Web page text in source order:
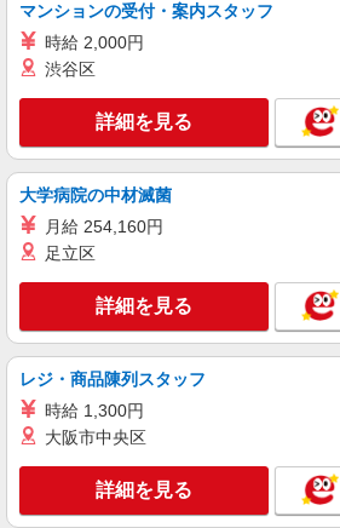
マンションの受付・案内スタッフ
時給 2,000円
渋谷区
詳細を見る
大学病院の中材滅菌
月給 254,160円
足立区
詳細を見る
レジ・商品陳列スタッフ
時給 1,300円
大阪市中央区
詳細を見る